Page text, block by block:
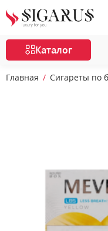
Каталог
Главная Сигареты по